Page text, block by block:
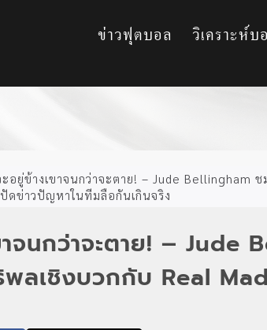
ข่าวฟุตบอล วิเคราะห์บ
ะอยู่ข้างเขาจนกว่าจะตาย! – Jude Bellingham
ดข่าวปัญหาในทีมลือกันเกินจริง
าจนกว่าจะตาย! –
ลเชิงบวกกับ Real